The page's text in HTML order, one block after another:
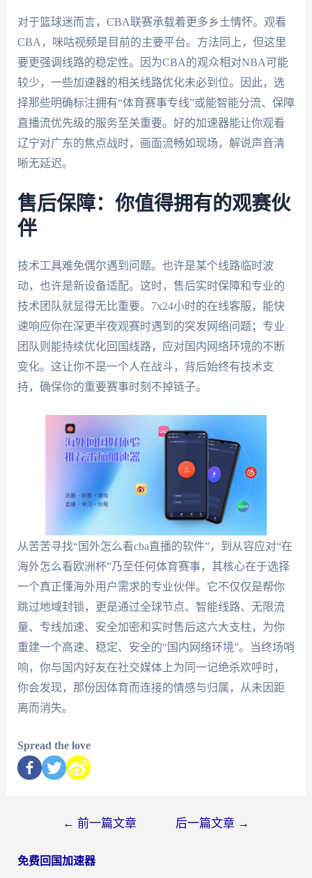
对于篮球迷而言，CBA联赛承载着更多乡土情怀。观看
CBA，咪咕视频是目前的主要平台。方法同上，但这里
要更强调线路的稳定性。因为CBA的观众相对NBA可能
较少，一些加速器的相关线路优化未必到位。因此，选
择那些明确标注拥有“体育赛事专线”或能智能分流、保障
直播流优先级的服务至关重要。好的加速器能让你观看
辽宁对广东的焦点战时，画面流畅如现场，解说声音清
晰无延迟。
售后保障：你值得拥有的观赛伙
伴
技术工具难免偶尔遇到问题。也许是某个线路临时波
动，也许是新设备适配。这时，售后实时保障和专业的
技术团队就显得无比重要。7x24小时的在线客服，能快
速响应你在深更半夜观赛时遇到的突发网络问题；专业
团队则能持续优化回国线路，应对国内网络环境的不断
变化。这让你不是一个人在战斗，背后始终有技术支
持，确保你的重要赛事时刻不掉链子。
从苦苦寻找“国外怎么看cba直播的软件”，到从容应对“在
海外怎么看欧洲杯”乃至任何体育赛事，其核心在于选择
一个真正懂海外用户需求的专业伙伴。它不仅仅是帮你
跳过地域封锁，更是通过全球节点、智能线路、无限流
量、专线加速、安全加密和实时售后这六大支柱，为你
重建一个高速、稳定、安全的“国内网络环境”。当终场哨
响，你与国内好友在社交媒体上为同一记绝杀欢呼时，
你会发现，那份因体育而连接的情感与归属，从未因距
离而消失。
Spread the love
← 前一篇文章 后一篇文章 →
免费回国加速器